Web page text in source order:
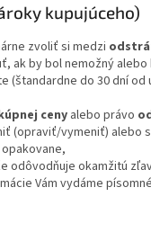
kupujúceho)
zvoliť si medzi
ak by bol nemožný
(štandardne do 30 dní
ceny alebo právo
(opraviť/vymeniť) alebo
odôvodňuje okamžitú
Vám vydáme